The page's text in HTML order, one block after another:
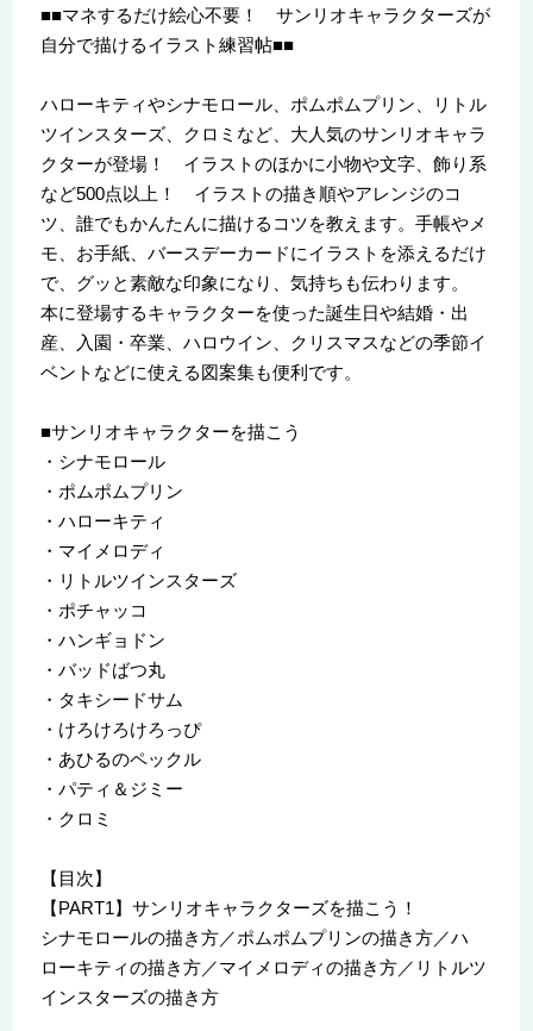
■■マネするだけ絵心不要！ サンリオキャラクターズが
自分で描けるイラスト練習帖■■
ハローキティやシナモロール、ポムポムプリン、リトル
ツインスターズ、クロミなど、大人気のサンリオキャラ
クターが登場！ イラストのほかに小物や文字、飾り系
など500点以上！ イラストの描き順やアレンジのコ
ツ、誰でもかんたんに描けるコツを教えます。手帳やメ
モ、お手紙、バースデーカードにイラストを添えるだけ
で、グッと素敵な印象になり、気持ちも伝わります。
本に登場するキャラクターを使った誕生日や結婚・出
産、入園・卒業、ハロウイン、クリスマスなどの季節イ
ベントなどに使える図案集も便利です。
■サンリオキャラクターを描こう
・シナモロール
・ポムポムプリン
・ハローキティ
・マイメロディ
・リトルツインスターズ
・ポチャッコ
・ハンギョドン
・バッドばつ丸
・タキシードサム
・けろけろけろっぴ
・あひるのペックル
・パティ＆ジミー
・クロミ
【目次】
【PART1】サンリオキャラクターズを描こう！
シナモロールの描き方／ポムポムプリンの描き方／ハ
ローキティの描き方／マイメロディの描き方／リトルツ
インスターズの描き方